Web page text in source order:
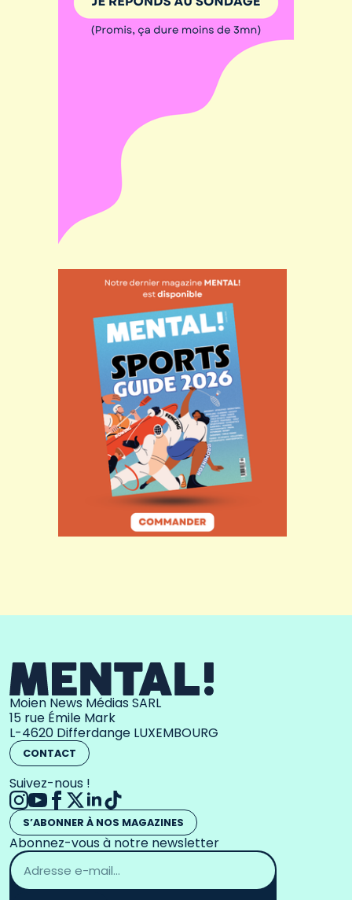
Moien News Médias SARL
15 rue Émile Mark
L-4620 Differdange LUXEMBOURG
CONTACT
Suivez-nous !
S’ABONNER À NOS MAGAZINES
Abonnez-vous à notre newsletter
Adresse
email
*